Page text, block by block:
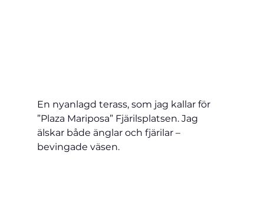
En nyanlagd terass, som jag kallar för
”Plaza Mariposa” Fjärilsplatsen. Jag
älskar både änglar och fjärilar –
bevingade väsen.